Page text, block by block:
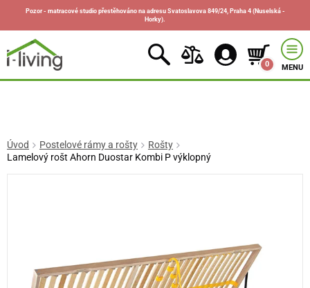
Pozor - matracové studio přestěhováno na adresu Svatoslavova 849/24, Praha 4 (Nuselská -
Horky).
0 MENU
Úvod Postelové rámy a rošty
Rošty
Lamelový rošt Ahorn Duostar Kombi P výklopný